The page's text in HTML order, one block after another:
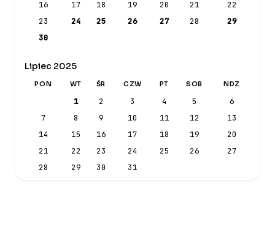
16
17 18 19 20 21
22
23
24 25 26 27 28
29
30
Lipiec 2025
PON WT ŚR CZW PT SOB NDZ
1 2 3 4 5
6
7
8 9 10 11 12
13
14
15 16 17 18 19
20
21
22 23 24 25 26
27
28
29 30 31